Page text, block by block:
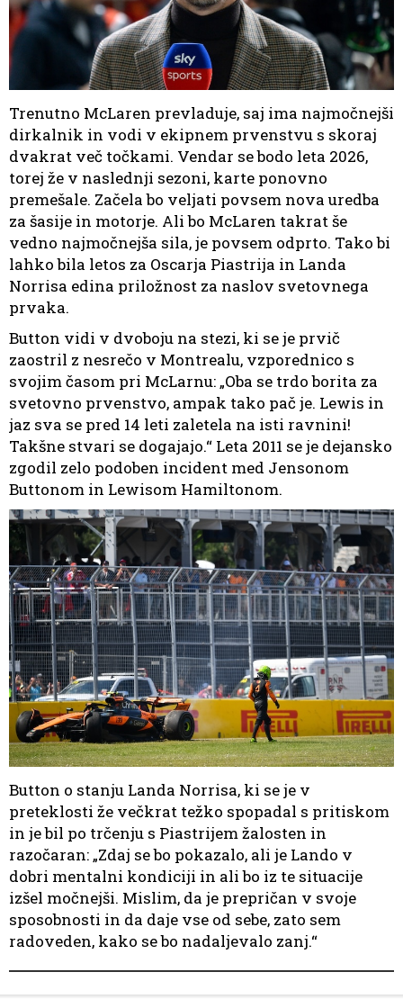
Trenutno McLaren prevladuje, saj ima najmočnejši
dirkalnik in vodi v ekipnem prvenstvu s skoraj
dvakrat več točkami. Vendar se bodo leta 2026,
torej že v naslednji sezoni, karte ponovno
premešale. Začela bo veljati povsem nova uredba
za šasije in motorje. Ali bo McLaren takrat še
vedno najmočnejša sila, je povsem odprto. Tako bi
lahko bila letos za Oscarja Piastrija in Landa
Norrisa edina priložnost za naslov svetovnega
prvaka.
Button vidi v dvoboju na stezi, ki se je prvič
zaostril z nesrečo v Montrealu, vzporednico s
svojim časom pri McLarnu: „Oba se trdo borita za
svetovno prvenstvo, ampak tako pač je. Lewis in
jaz sva se pred 14 leti zaletela na isti ravnini!
Takšne stvari se dogajajo.“ Leta 2011 se je dejansko
zgodil zelo podoben incident med Jensonom
Buttonom in Lewisom Hamiltonom.
Button o stanju Landa Norrisa, ki se je v
preteklosti že večkrat težko spopadal s pritiskom
in je bil po trčenju s Piastrijem žalosten in
razočaran: „Zdaj se bo pokazalo, ali je Lando v
dobri mentalni kondiciji in ali bo iz te situacije
izšel močnejši. Mislim, da je prepričan v svoje
sposobnosti in da daje vse od sebe, zato sem
radoveden, kako se bo nadaljevalo zanj.“